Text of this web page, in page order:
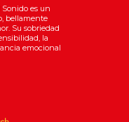
es un
bellamente
Su sobriedad
la
emocional